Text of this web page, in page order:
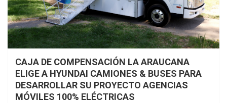
CAJA DE COMPENSACIÓN LA ARAUCANA
ELIGE A HYUNDAI CAMIONES & BUSES PARA
DESARROLLAR SU PROYECTO AGENCIAS
MÓVILES 100% ELÉCTRICAS